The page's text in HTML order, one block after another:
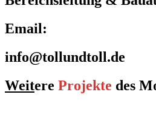
Email:
info@tollundtoll.de
Weitere Projekte des